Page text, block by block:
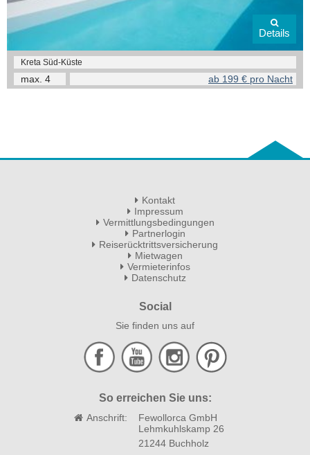
Kreta Süd-Küste
max. 4 ab 199 € pro Nacht
Details
Kontakt
Impressum
Vermittlungsbedingungen
Partnerlogin
Reiserücktrittsversicherung
Mietwagen
Vermieterinfos
Datenschutz
Social
Sie finden uns auf
So erreichen Sie uns:
Anschrift:
Fewollorca GmbH
Lehmkuhlskamp 26
21244 Buchholz